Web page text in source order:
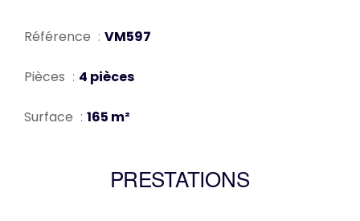
Référence VM597
Pièces 4 pièces
Surface 165 m²
PRESTATIONS